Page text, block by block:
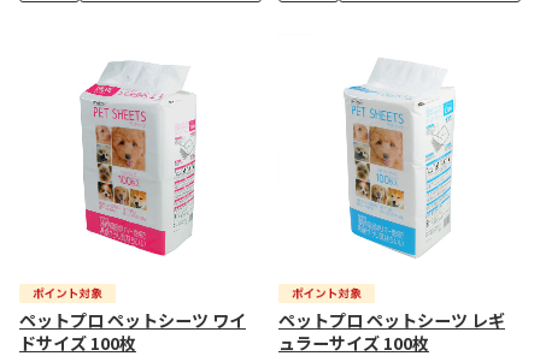
ペットプロ ペットシーツ ワイ
ドサイズ 100枚
ペットプロ ペットシーツ レギ
ュラーサイズ 100枚